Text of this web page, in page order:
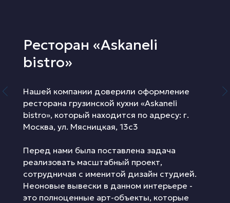
Ресторан «Askaneli
bistro»
Нашей компании доверили оформление
ресторана грузинской кухни «Askaneli
bistro», который находится по адресу: г.
Москва, ул. Мясницкая, 13с3
Перед нами была поставлена задача
реализовать масштабный проект,
сотрудничая с именитой дизайн студией.
Неоновые вывески в данном интерьере -
это полноценные арт-объекты, которые